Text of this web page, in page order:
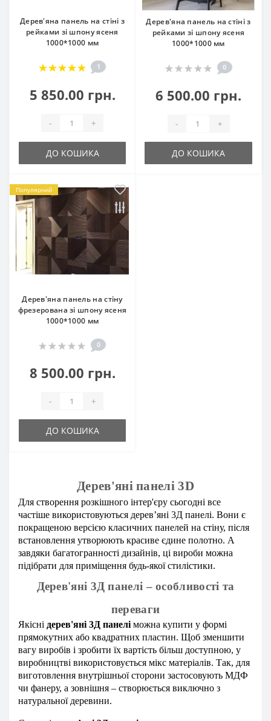
Дерев'яна панель на стіні з
рейками зі шпону ясеня
1000*1000 мм
1
5 850.00 грн.
- +
ДО КОШИКА
Дерев'яна панель на стіні з
рейками зі шпону ясеня
1000*1000 мм
0
6 500.00 грн.
- +
ДО КОШИКА
Популярний
Дерев'яна панель на стіну
фрезерована зі шпону ясеня
1000*1000 мм
0
8 500.00 грн.
- +
ДО КОШИКА
Дерев'яні панелі 3D
Для створення розкішного інтер'єру сьогодні все
частіше використовуються дерев’яні 3Д панелі. Вони є
покращеною версією класичних панелей на стіну, після
встановлення утворюють красиве єдине полотно. А
завдяки багатогранності дизайнів, ці вироби можна
підібрати для приміщення будь-якої стилістики.
Дерев'яні 3Д панелі – особливості та
переваги
Якісні дерев'яні 3Д панеліможна купити у формі
прямокутних або квадратних пластин. Щоб зменшити
вагу виробів і зробити їх вартість більш доступною, у
виробництві використовується мікс матеріалів. Так, для
виготовлення внутрішньої сторони застосовують МДФ
чи фанеру, а зовнішня – створюється виключно з
натуральної деревини.